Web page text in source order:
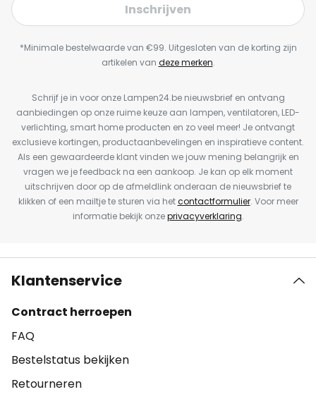
Inschrijven
*Minimale bestelwaarde van €99. Uitgesloten van de korting zijn
artikelen van deze merken.
Schrijf je in voor onze Lampen24.be nieuwsbrief en ontvang
aanbiedingen op onze ruime keuze aan lampen, ventilatoren, LED-
verlichting, smart home producten en zo veel meer! Je ontvangt
exclusieve kortingen, productaanbevelingen en inspiratieve content.
Als een gewaardeerde klant vinden we jouw mening belangrijk en
vragen we je feedback na een aankoop. Je kan op elk moment
uitschrijven door op de afmeldlink onderaan de nieuwsbrief te
klikken of een mailtje te sturen via hetcontactformulier. Voor meer
informatie bekijk onzeprivacyverklaring.
Klantenservice
Contract herroepen
FAQ
Bestelstatus bekijken
Retourneren